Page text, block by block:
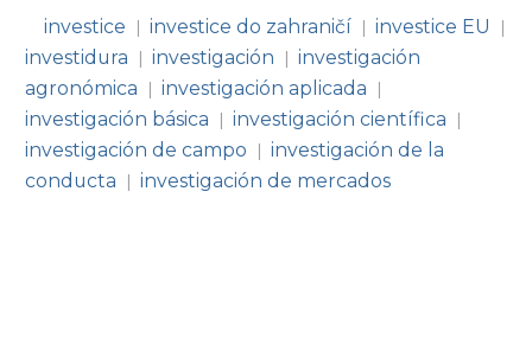
investice | investice do zahraničí | investice EU |
investidura | investigación | investigación
agronómica
| investigación aplicada |
investigación básica | investigación científica |
investigación de campo | investigación de la
conducta
| investigación de mercados